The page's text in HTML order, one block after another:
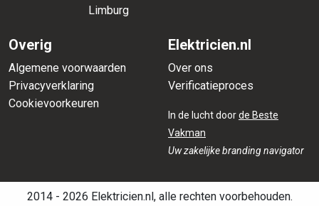
Limburg
Overig
Algemene voorwaarden
Privacyverklaring
Cookievoorkeuren
Elektricien.nl
Over ons
Verificatieproces
In de lucht doorde Beste
Vakman
Uw zakelijke branding navigator
2014 - 2026 Elektricien.nl, alle rechten voorbehouden.